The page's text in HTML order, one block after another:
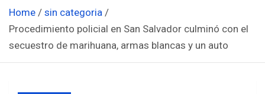
Home
sin categoria
Procedimiento policial en San Salvador culminó con el
secuestro de marihuana, armas blancas y un auto